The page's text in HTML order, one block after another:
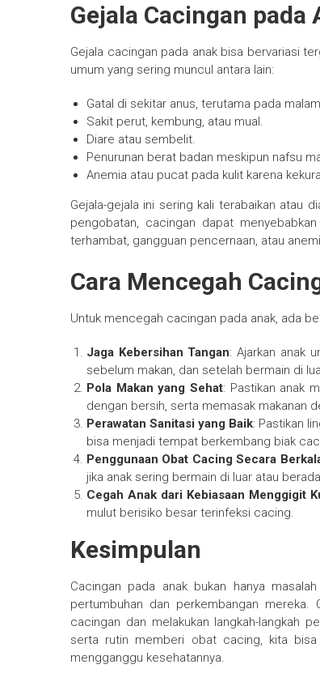
Gejala Cacingan pada
Gejala cacingan pada anak bisa bervariasi
umum yang sering muncul antara lain:
Gatal di sekitar anus, terutama pada
Sakit perut, kembung, atau mual.
Diare atau sembelit.
Penurunan berat badan meskipun nafsu
Anemia atau pucat pada kulit karena
Gejala-gejala ini sering kali terabaikan atau
pengobatan, cacingan dapat
terhambat, gangguan pencernaan, atau
Cara Mencegah
Untuk mencegah cacingan pada anak, ada
Jaga Kebersihan Tangan: Ajarkan anak
sebelum makan, dan setelah bermain di
Pola Makan yang Sehat: Pastikan anak
dengan bersih, serta memasak makanan
Perawatan Sanitasi yang Baik: Pastikan
bisa menjadi tempat berkembang biak
Penggunaan Obat Cacing Secara
jika anak sering bermain di luar atau
Cegah Anak dari Kebiasaan Menggigit
mulut berisiko besar terinfeksi cacing.
Kesimpulan
Cacingan pada anak bukan hanya
pertumbuhan dan perkembangan
cacingan dan melakukan langkah-langkah
serta rutin memberi obat cacing, kita bisa
mengganggu kesehatannya.